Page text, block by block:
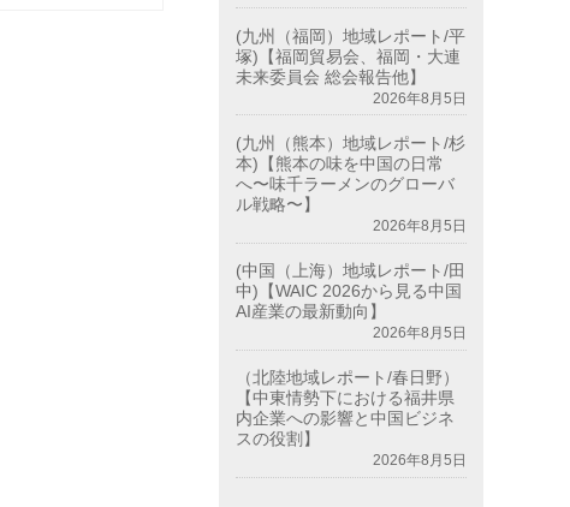
(九州（福岡）地域レポート/平
塚)【福岡貿易会、福岡・大連
未来委員会 総会報告他】
2026年8月5日
(九州（熊本）地域レポート/杉
本)【熊本の味を中国の日常
へ〜味千ラーメンのグローバ
ル戦略〜】
2026年8月5日
(中国（上海）地域レポート/田
中)【WAIC 2026から見る中国
AI産業の最新動向】
2026年8月5日
（北陸地域レポート/春日野）
【中東情勢下における福井県
内企業への影響と中国ビジネ
スの役割】
2026年8月5日